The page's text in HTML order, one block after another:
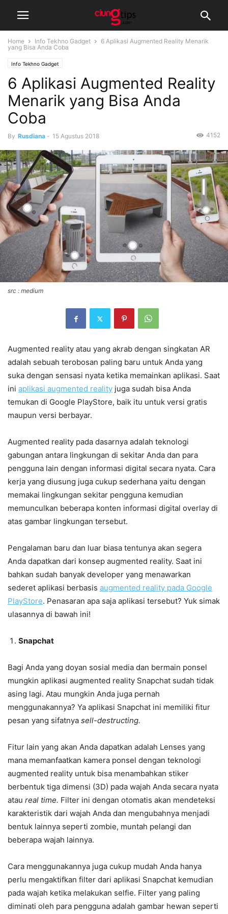
Home Info Tekhno Gadget
6 Aplikasi Augmented Reality Menarik
yang Bisa Anda Coba
Info Tekhno Gadget
6 Aplikasi Augmented Reality
Menarik yang Bisa Anda
Coba
By Rusdiana - 15 Agustus 2018 4152
src : medium
Augmented reality atau yang akrab dengan singkatan AR
adalah sebuah terobosan paling baru untuk Anda yang
suka dengan sensasi nyata ketika memainkan aplikasi. Saat
ini aplikasi augmented reality juga sudah bisa Anda
temukan di Google PlayStore, baik itu untuk versi gratis
maupun versi berbayar.
Augmented reality pada dasarnya adalah teknologi
gabungan antara lingkungan di sekitar Anda dan para
pengguna lain dengan informasi digital secara nyata. Cara
kerja yang diusung juga cukup sederhana yaitu dengan
memakai lingkungan sekitar pengguna kemudian
memunculkan beberapa konten informasi digital overlay di
atas gambar lingkungan tersebut.
Pengalaman baru dan luar biasa tentunya akan segera
Anda dapatkan dari konsep augmented reality. Saat ini
bahkan sudah banyak developer yang menawarkan
sederet aplikasi berbasis augmented reality pada Google
PlayStore. Penasaran apa saja aplikasi tersebut? Yuk simak
ulasannya di bawah ini!
Snapchat
Bagi Anda yang doyan sosial media dan bermain ponsel
mungkin aplikasi augmented reality Snapchat sudah tidak
asing lagi. Atau mungkin Anda juga pernah
menggunakannya? Ya aplikasi Snapchat ini memiliki fitur
pesan yang sifatnya sell-destructing.
Fitur lain yang akan Anda dapatkan adalah Lenses yang
mana memanfaatkan kamera ponsel dengan teknologi
augmented reality untuk bisa menambahkan stiker
berbentuk tiga dimensi (3D) pada wajah Anda secara nyata
atau real time. Filter ini dengan otomatis akan mendeteksi
karakteristik dari wajah Anda dan mengubahnya menjadi
bentuk lainnya seperti zombie, muntah pelangi dan
beberapa wajah lainnya.
Cara menggunakannya juga cukup mudah Anda hanya
perlu mengaktifkan filter dari aplikasi Snapchat kemudian
pada wajah ketika melakukan selfie. Filter yang paling
diminati oleh para pengguna adalah gambar hewan seperti